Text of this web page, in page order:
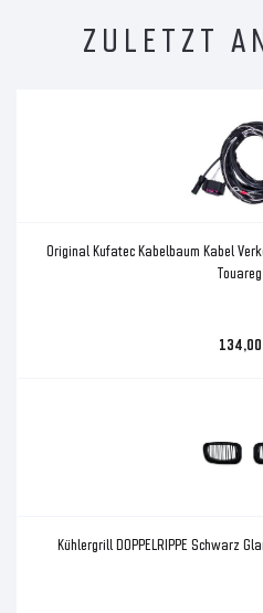
ZULETZT
Original Kufatec Kabelbaum Kabel
Kühlergrill DOPPELRIPPE Schwarz